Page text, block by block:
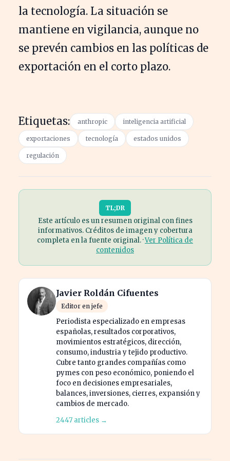
la tecnología. La situación se
mantiene en vigilancia, aunque no
se prevén cambios en las políticas de
exportación en el corto plazo.
Etiquetas: anthropic inteligencia artificial
exportaciones tecnología estados unidos
regulación
TL;DR
Este artículo es un resumen original con fines
informativos. Créditos de imagen y cobertura
completa en la fuente original. ·Ver Política de
contenidos
Javier Roldán Cifuentes
Editor en jefe
Periodista especializado en empresas
españolas, resultados corporativos,
movimientos estratégicos, dirección,
consumo, industria y tejido productivo.
Cubre tanto grandes compañías como
pymes con peso económico, poniendo el
foco en decisiones empresariales,
balances, inversiones, cierres, expansión y
cambios de mercado.
2447 articles →